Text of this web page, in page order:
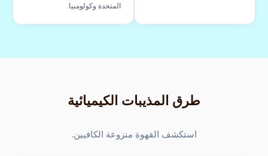
المتحدة وكولومبيا.
طرق المذيبات الكيميائية
استكشف القهوة منزوعة الكافيين.